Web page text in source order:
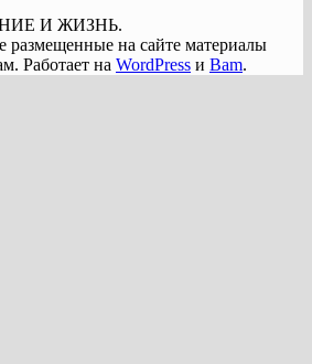
И ЖИЗНЬ.
размещенные на сайте материалы
Работает на WordPress и Bam.